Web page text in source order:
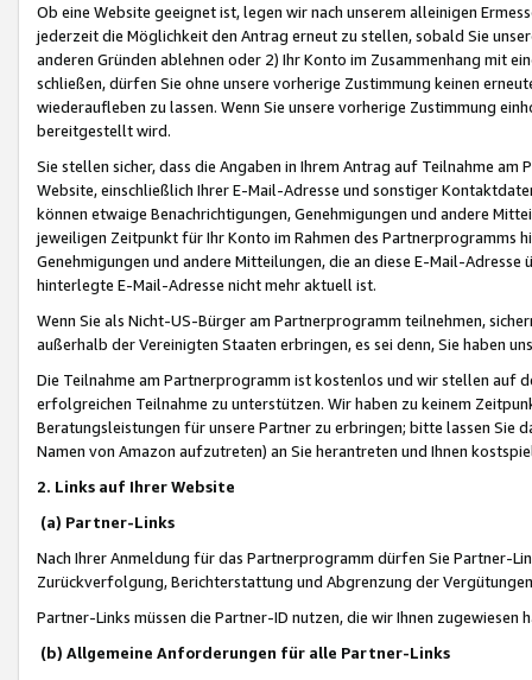
Ob eine Website geeignet ist, legen wir nach unserem alleinigen
jederzeit die Möglichkeit den Antrag erneut zu stellen, sobald Sie
anderen Gründen ablehnen oder 2) Ihr Konto im Zusammenhang mit
schließen, dürfen Sie ohne unsere vorherige Zustimmung keinen
wiederaufleben zu lassen. Wenn Sie unsere vorherige Zustimmung
bereitgestellt wird.
Sie stellen sicher, dass die Angaben in Ihrem Antrag auf Teilnahme
Website, einschließlich Ihrer E-Mail-Adresse und sonstiger
können etwaige Benachrichtigungen, Genehmigungen und andere
jeweiligen Zeitpunkt für Ihr Konto im Rahmen des Partnerprogramms
Genehmigungen und andere Mitteilungen, die an diese E-Mail-
hinterlegte E-Mail-Adresse nicht mehr aktuell ist.
Wenn Sie als Nicht-US-Bürger am Partnerprogramm teilnehmen,
außerhalb der Vereinigten Staaten erbringen, es sei denn, Sie haben
Die Teilnahme am Partnerprogramm ist kostenlos und wir stellen auf
erfolgreichen Teilnahme zu unterstützen. Wir haben zu keinem
Beratungsleistungen für unsere Partner zu erbringen; bitte lassen Sie
Namen von Amazon aufzutreten) an Sie herantreten und Ihnen
2. Links auf Ihrer Website
(a) Partner-Links
Nach Ihrer Anmeldung für das Partnerprogramm dürfen Sie Partner-
Zurückverfolgung, Berichterstattung und Abgrenzung der
Partner-Links müssen die Partner-ID nutzen, die wir Ihnen zugewiesen
(b) Allgemeine Anforderungen für alle Partner-Links